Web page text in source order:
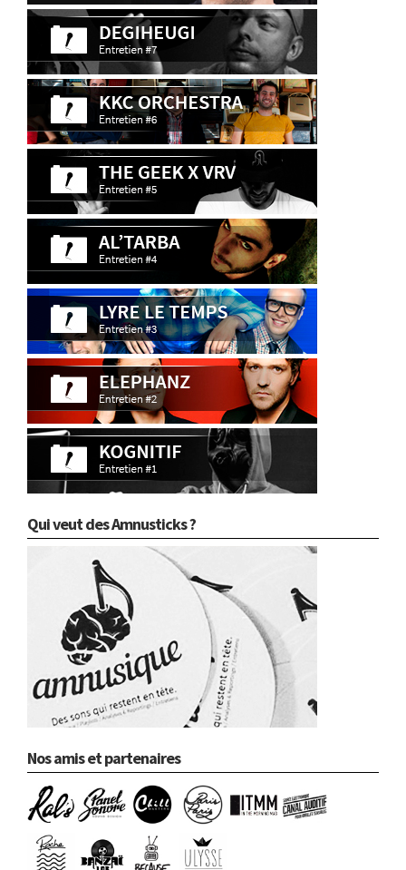
Qui veut des Amnusticks ?
Nos amis et partenaires